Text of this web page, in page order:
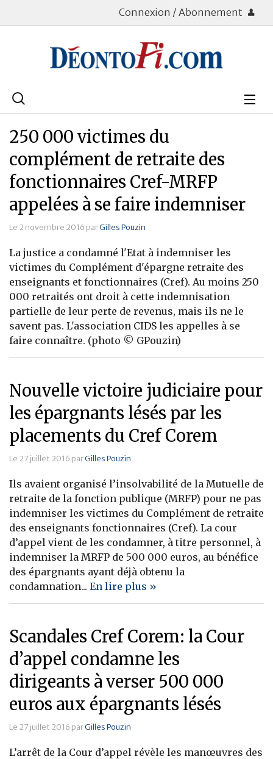
Connexion / Abonnement
Rechercher
Bourse
Placements
Assurance Vie
Immobilier
Banque
250 000 victimes du
complément de retraite des
fonctionnaires Cref-MRFP
appelées à se faire indemniser
Le 2 novembre 2016 parGilles Pouzin
La justice a condamné l'Etat à indemniser les
victimes du Complément d'épargne retraite des
enseignants et fonctionnaires (Cref). Au moins 250
000 retraités ont droit à cette indemnisation
partielle de leur perte de revenus, mais ils ne le
savent pas. L'association CIDS les appelles à se
faire connaître. (photo © GPouzin)
Nouvelle victoire judiciaire pour
les épargnants lésés par les
placements du Cref Corem
Le 27 juillet 2016 parGilles Pouzin
Ils avaient organisé l’insolvabilité de la Mutuelle de
retraite de la fonction publique (MRFP) pour ne pas
indemniser les victimes du Complément de retraite
des enseignants fonctionnaires (Cref). La cour
d’appel vient de les condamner, à titre personnel, à
indemniser la MRFP de 500 000 euros, au bénéfice
des épargnants ayant déjà obtenu la
condamnation... En lire plus »
Scandales Cref Corem: la Cour
d’appel condamne les
dirigeants à verser 500 000
euros aux épargnants lésés
Le 27 juillet 2016 parGilles Pouzin
L’arrêt de la Cour d’appel révèle les manœuvres des